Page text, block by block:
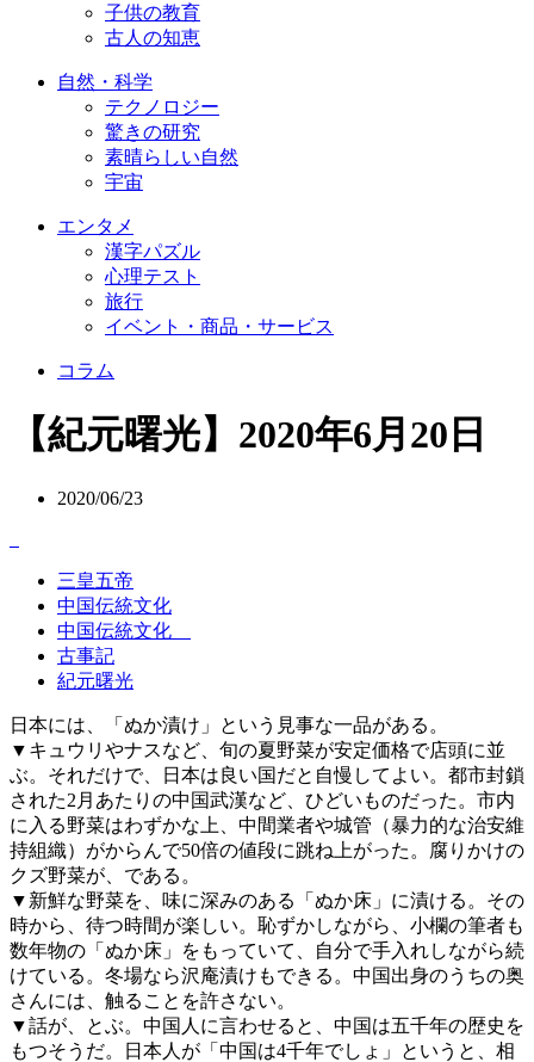
子供の教育
古人の知恵
自然・科学
テクノロジー
驚きの研究
素晴らしい自然
宇宙
エンタメ
漢字パズル
心理テスト
旅行
イベント・商品・サービス
コラム
【紀元曙光】2020年6月20日
2020/06/23
三皇五帝
中国伝統文化
中国伝統文化
古事記
紀元曙光
日本には、「ぬか漬け」という見事な一品がある。
▼キュウリやナスなど、旬の夏野菜が安定価格で店頭に並
ぶ。それだけで、日本は良い国だと自慢してよい。都市封鎖
された2月あたりの中国武漢など、ひどいものだった。市内
に入る野菜はわずかな上、中間業者や城管（暴力的な治安維
持組織）がからんで50倍の値段に跳ね上がった。腐りかけの
クズ野菜が、である。
▼新鮮な野菜を、味に深みのある「ぬか床」に漬ける。その
時から、待つ時間が楽しい。恥ずかしながら、小欄の筆者も
数年物の「ぬか床」をもっていて、自分で手入れしながら続
けている。冬場なら沢庵漬けもできる。中国出身のうちの奥
さんには、触ることを許さない。
▼話が、とぶ。中国人に言わせると、中国は五千年の歴史を
もつそうだ。日本人が「中国は4千年でしょ」というと、相